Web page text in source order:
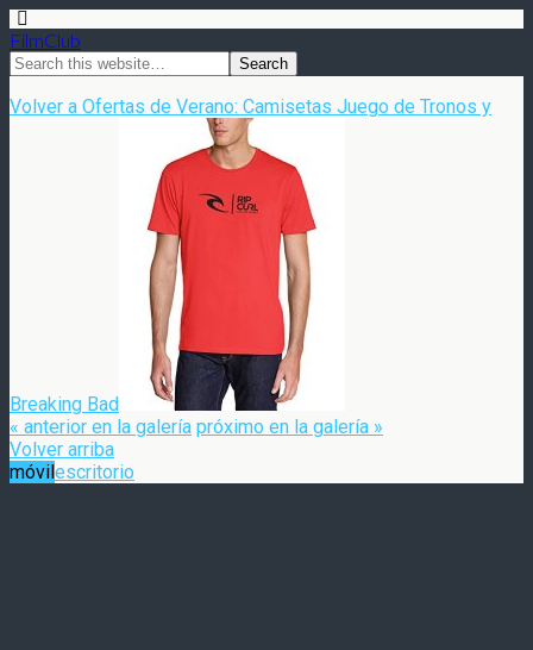
FilmClub
Volver a Ofertas de Verano: Camisetas Juego de Tronos y
Breaking Bad
« anterior en la galería próximo en la galería »
Volver arriba
móvilescritorio